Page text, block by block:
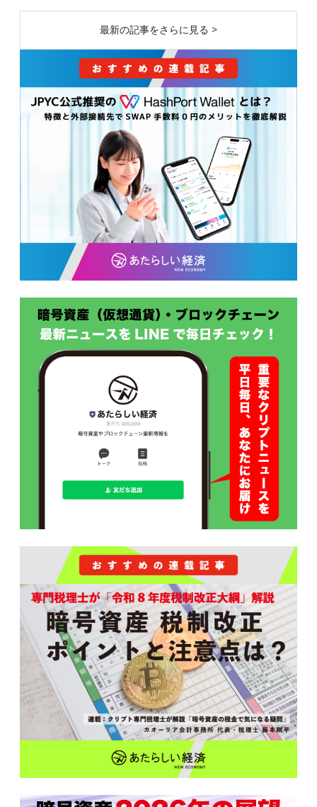
最新の記事をさらに見る >